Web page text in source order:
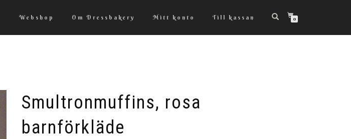
Webshop Om Dressbakery Mitt konto Till kassan 0
Smultronmuffins, rosa
barnförkläde